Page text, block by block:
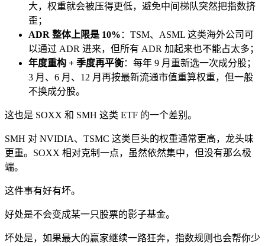
大，权重就会被压得更低，避免中间梯队突然把指数挤
歪；
ADR 整体上限是 10% ：TSM、ASML 这类海外公司可
以通过 ADR 进来，但所有 ADR 加起来也不能占太多；
年度重构 + 季度再平衡：每年 9 月重新选一次成分股；
3 月、6 月、12 月再按最新流通市值重算权重，但一般
不换成分股。
这也是 SOXX 和 SMH 这类 ETF 的一个差别。
SMH 对 NVIDIA、TSMC 这类巨头的权重通常更高，龙头味
更重。SOXX 相对克制一点，虽然依然集中，但没有那么极
端。
这件事有好有坏。
好处是不会变成某一只股票的影子基金。
坏处是，如果最大的赢家继续一路狂奔，指数规则也会帮你少